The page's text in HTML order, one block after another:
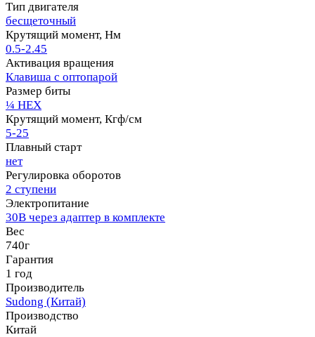
Тип двигателя
бесщеточный
Крутящий момент, Нм
0.5-2.45
Активация вращения
Клавиша с оптопарой
Размер биты
¼ HEX
Крутящий момент, Кгф/см
5-25
Плавный старт
нет
Регулировка оборотов
2 ступени
Электропитание
30В через адаптер в комплекте
Вес
740г
Гарантия
1 год
Производитель
Sudong (Китай)
Производство
Китай